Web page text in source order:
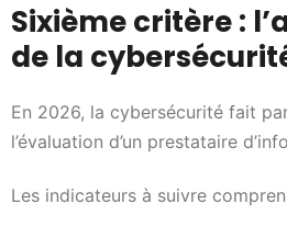
Sixième critère :
de la
En 2026, la cybersécurité fait
l’évaluation d’un prestataire
Les indicateurs à suivre